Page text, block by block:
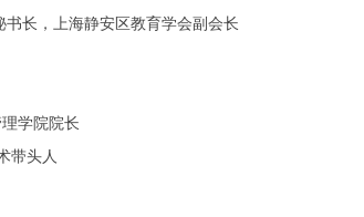
长，
上海静安区教育学会副会长
学院院长
头人